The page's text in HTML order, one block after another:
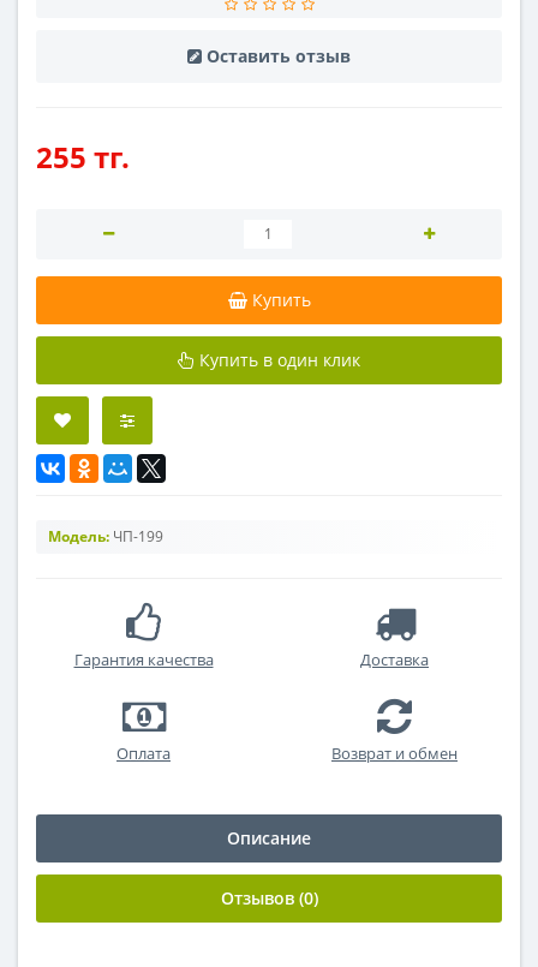
Оставить отзыв
255 тг.
Купить
Купить в один клик
Модель: ЧП-199
Гарантия качества Доставка
Оплата Возврат и обмен
Описание
Отзывов (0)